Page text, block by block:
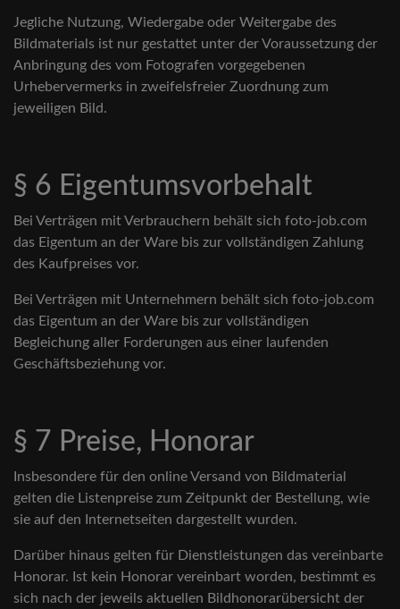
Jegliche Nutzung, Wiedergabe oder Weitergabe des
Bildmaterials ist nur gestattet unter der Voraussetzung der
Anbringung des vom Fotografen vorgegebenen
Urhebervermerks in zweifelsfreier Zuordnung zum
jeweiligen Bild.
§ 6 Eigentumsvorbehalt
Bei Verträgen mit Verbrauchern behält sich foto-job.com
das Eigentum an der Ware bis zur vollständigen Zahlung
des Kaufpreises vor.
Bei Verträgen mit Unternehmern behält sich foto-job.com
das Eigentum an der Ware bis zur vollständigen
Begleichung aller Forderungen aus einer laufenden
Geschäftsbeziehung vor.
§ 7 Preise, Honorar
Insbesondere für den online Versand von Bildmaterial
gelten die Listenpreise zum Zeitpunkt der Bestellung, wie
sie auf den Internetseiten dargestellt wurden.
Darüber hinaus gelten für Dienstleistungen das vereinbarte
Honorar. Ist kein Honorar vereinbart worden, bestimmt es
sich nach der jeweils aktuellen Bildhonorarübersicht der